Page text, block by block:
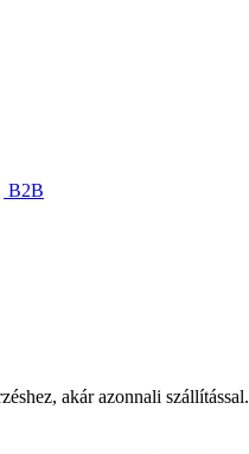
B2B
akár azonnali szállítással.